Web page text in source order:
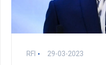
RFI 29-03-2023